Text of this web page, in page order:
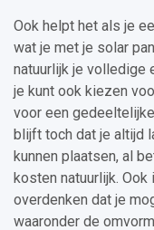
Ook helpt het als je
wat je met je solar
natuurlijk je volledige
je kunt ook kiezen
voor een
blijft toch dat je altijd
kunnen plaatsen, al
kosten natuurlijk.
overdenken dat je
waaronder de